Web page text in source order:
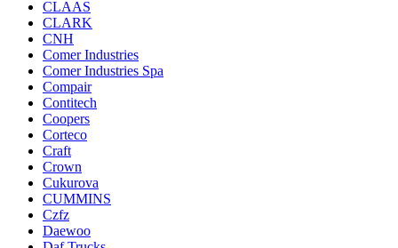
CLAAS
CLARK
CNH
Comer Industries
Comer Industries Spa
Compair
Contitech
Coopers
Corteco
Craft
Crown
Cukurova
CUMMINS
Czfz
Daewoo